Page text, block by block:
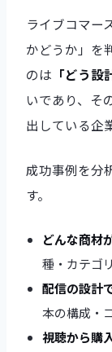
ライブコマー
かどうか」を
のは 「どう
いであり、そ
出している企
成功事例を分
す。
どんな商材
種・カテゴ
配信の設計
本の構成・
視聴から購